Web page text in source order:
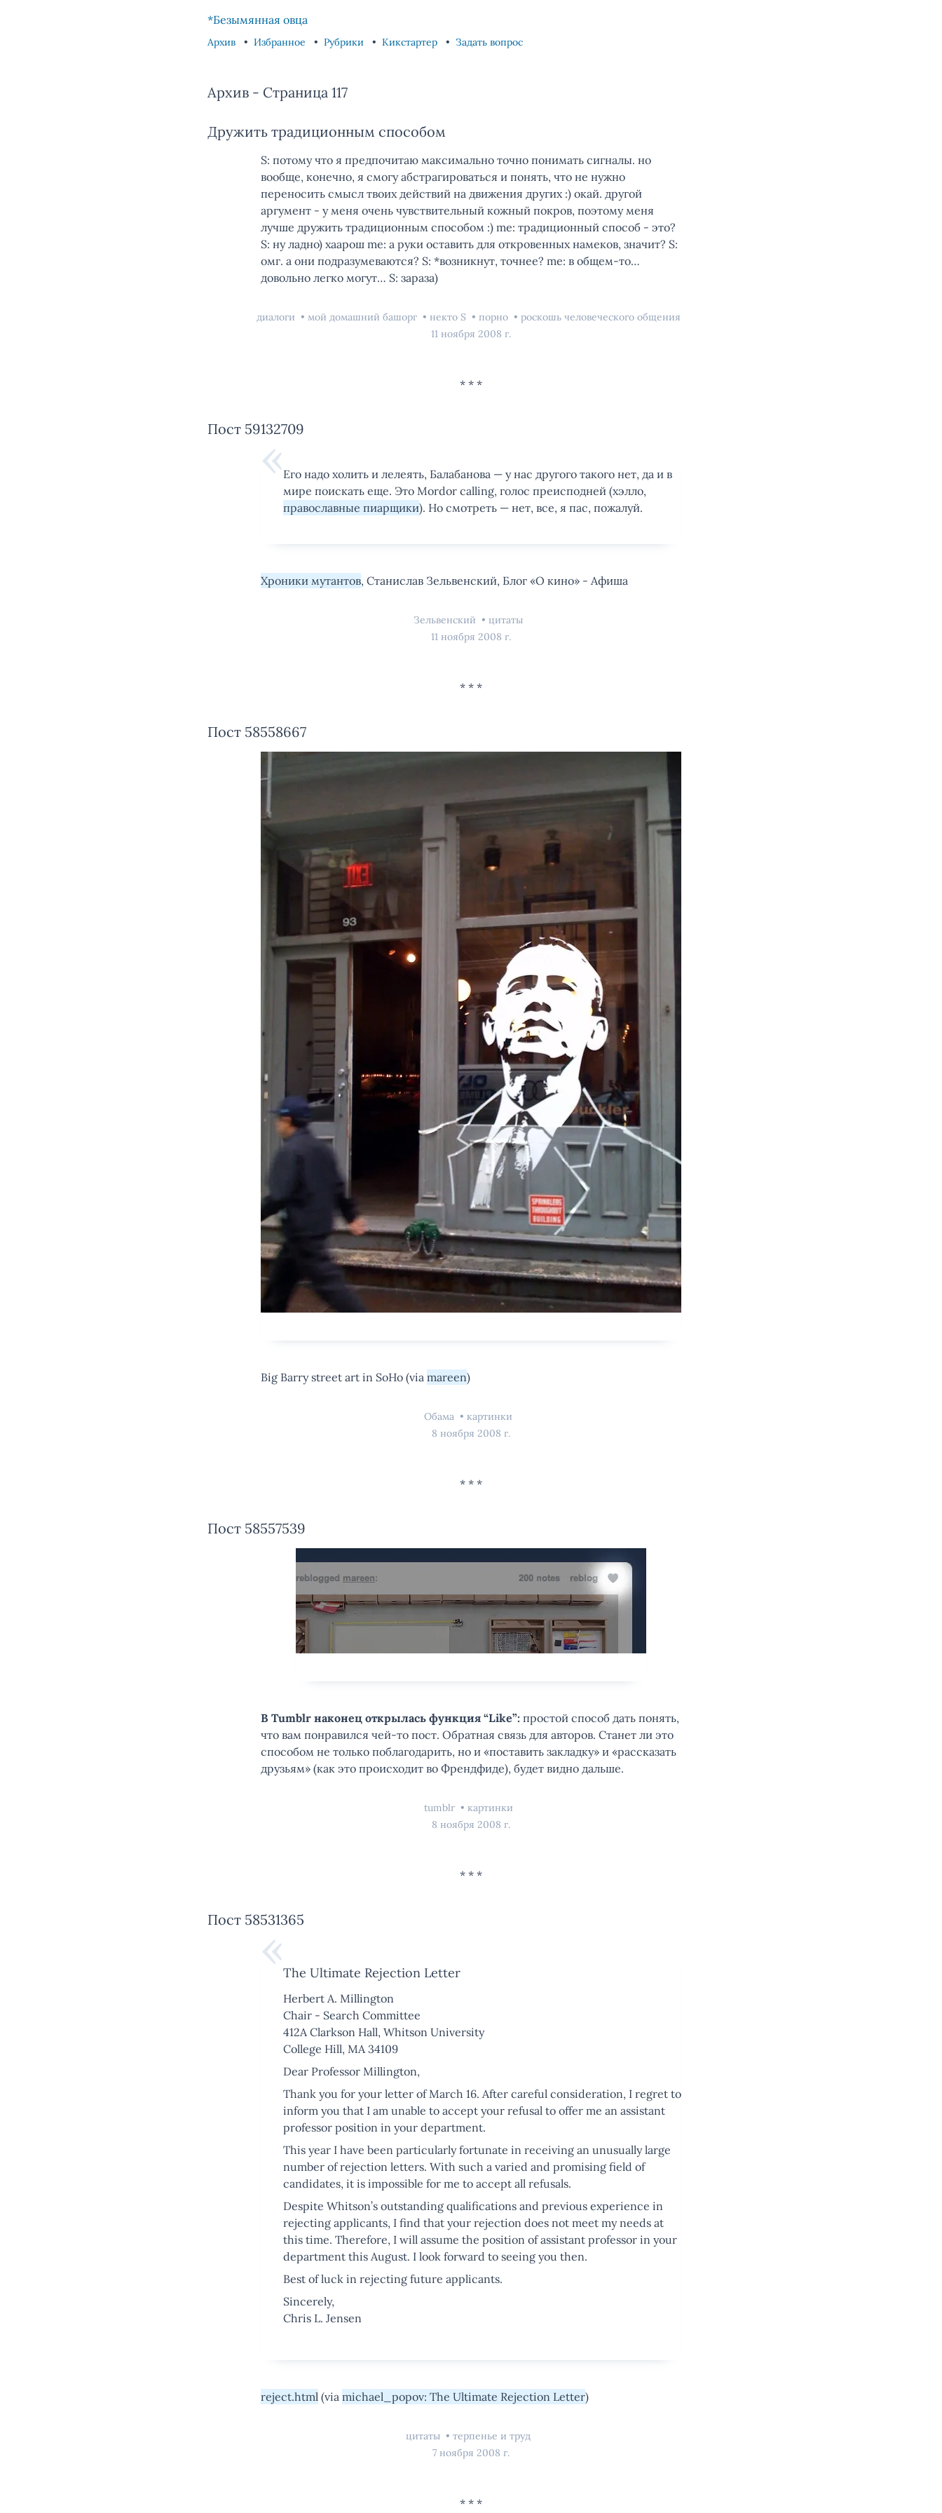
*Безымянная овца
Архив Избранное Рубрики Кикстартер Задать вопрос
Архив - Страница 117
Дружить традиционным способом
S: потому что я предпочитаю максимально точно понимать сигналы. но
вообще, конечно, я смогу абстрагироваться и понять, что не нужно
переносить смысл твоих действий на движения других :) окай. другой
аргумент - у меня очень чувствительный кожный покров, поэтому меня
лучше дружить традиционным способом :) me: традиционный способ - это?
S: ну ладно) хаарош me: а руки оставить для откровенных намеков, значит? S:
омг. а они подразумеваются? S: *возникнут, точнее? me: в общем-то…
довольно легко могут… S: зараза)
диалоги мой домашний башорг некто S порно
роскошь человеческого общения
11 ноября 2008 г.
Пост 59132709
Его надо холить и лелеять, Балабанова — у нас другого такого нет, да и в
мире поискать еще. Это Mordor calling, голос преисподней (хэлло,
православные пиарщики). Но смотреть — нет, все, я пас, пожалуй.
Хроники мутантов, Станислав Зельвенский, Блог «О кино» - Афиша
Зельвенский
цитаты
11 ноября 2008 г.
Пост 58558667
Big Barry street art in SoHo (via mareen)
Обама
картинки
8 ноября 2008 г.
Пост 58557539
В Tumblr наконец открылась функция “Like”: простой способ дать понять,
что вам понравился чей-то пост. Обратная связь для авторов. Станет ли это
способом не только поблагодарить, но и «поставить закладку» и «рассказать
друзьям» (как это происходит во Френдфиде), будет видно дальше.
tumblr
картинки
8 ноября 2008 г.
Пост 58531365
The Ultimate Rejection Letter
Herbert A. Millington
Chair - Search Committee
412A Clarkson Hall, Whitson University
College Hill, MA 34109
Dear Professor Millington,
Thank you for your letter of March 16. After careful consideration, I regret to
inform you that I am unable to accept your refusal to offer me an assistant
professor position in your department.
This year I have been particularly fortunate in receiving an unusually large
number of rejection letters. With such a varied and promising field of
candidates, it is impossible for me to accept all refusals.
Despite Whitson’s outstanding qualifications and previous experience in
rejecting applicants, I find that your rejection does not meet my needs at
this time. Therefore, I will assume the position of assistant professor in your
department this August. I look forward to seeing you then.
Best of luck in rejecting future applicants.
Sincerely,
Chris L. Jensen
reject.html (via michael_popov: The Ultimate Rejection Letter)
цитаты
терпенье и труд
7 ноября 2008 г.